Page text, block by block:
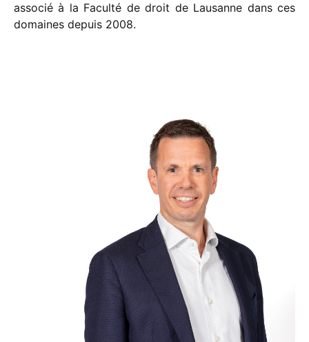
associé à la Faculté de droit de Lausanne dans ces
domaines depuis 2008.